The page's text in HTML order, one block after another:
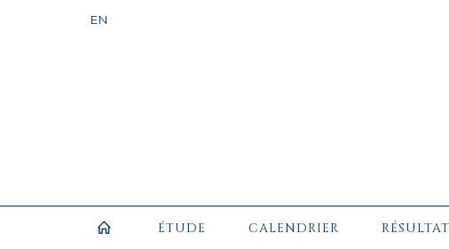
ÉTUDE CALENDRIER